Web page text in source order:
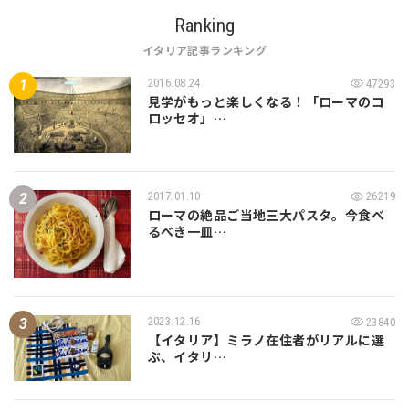
Ranking
イタリア記事ランキング
2016.08.24 47293
見学がもっと楽しくなる！「ローマのコ
ロッセオ」…
2017.01.10 26219
ローマの絶品ご当地三大パスタ。今食べ
るべき一皿…
2023.12.16 23840
【イタリア】ミラノ在住者がリアルに選
ぶ、イタリ…